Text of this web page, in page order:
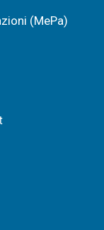
(MePa)